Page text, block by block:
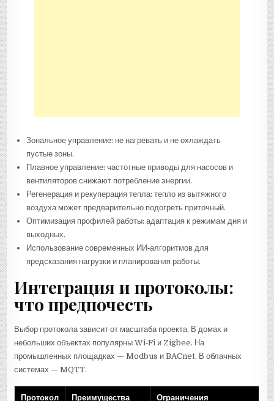
Зональное управление: не нагревать и не охлаждать
пустые зоны.
Плавное управление: частотные приводы для насосов и
вентиляторов снижают потребление энергии.
Регенерация и рекуперация тепла: тепло из вытяжного
воздуха может предварительно подогреть приточный.
Оптимизация профилей работы: адаптация к режимам дня и
выходных.
Использование современных ИИ‑алгоритмов для
предсказания нагрузки и планирования работы.
Интеграция и протоколы:
что предпочесть
Выбор протокола зависит от масштаба проекта. В домах и
небольших объектах популярны Wi‑Fi и Zigbee. На
промышленных площадках — Modbus и BACnet. В облачных
системах — MQTT.
Протокол Преимущества Ограничения